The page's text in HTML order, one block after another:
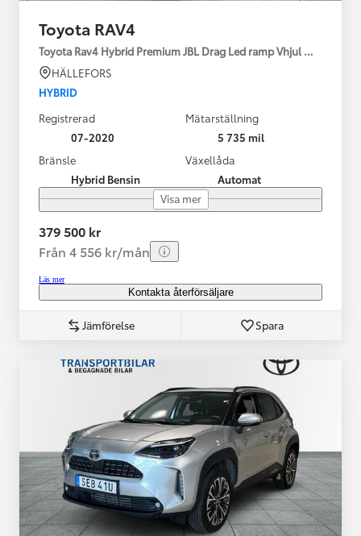
Toyota RAV4
Toyota Rav4 Hybrid Premium JBL Drag Led ramp Vhjul motorv
HÄLLEFORS
HYBRID
Registrerad
07-2020
Mätarställning
5 735 mil
Bränsle
Hybrid Bensin
Växellåda
Automat
Visa mer
379 500 kr
Från 4 556 kr/mån
Läs mer
Kontakta återförsäljare
Jämförelse Spara